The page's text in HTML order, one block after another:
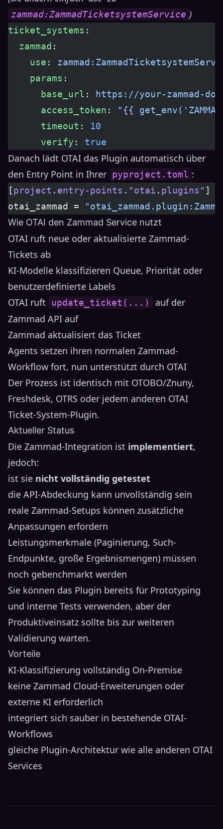
zammad:ZammadTicketsystemService )
ticket_systems :
  zammad
:
    use
:
    params
:
      base_url
:
https://your-zammad-
      access_token
:
"{{
      timeout
: 10
      verify
: true
Danach lädt OTAI das Plugin automatisch über
den Entry Point in Ihrer pyproject.toml :
[project . entry-points . "otai . plugins" ]
otai_zammad =
Wie OTAI den Zammad Service nutzt
OTAI ruft neue oder aktualisierte Zammad-
Tickets ab
KI-Modelle klassifizieren Queue, Priorität oder
benutzerdefinierte Labels
OTAI ruft
update_ticket(...)
auf der
Zammad API auf
Zammad aktualisiert das Ticket
Agents setzen ihren normalen Zammad-
Workflow fort, nun unterstützt durch OTAI
Der Prozess ist identisch mit OTOBO/Znuny,
Freshdesk, OTRS oder jedem anderen OTAI
Ticket-System-Plugin.
Aktueller Status
Die Zammad-Integration ist implementiert,
jedoch:
ist sie nicht vollständig getestet
die API-Abdeckung kann unvollständig sein
reale Zammad-Setups können zusätzliche
Anpassungen erfordern
Leistungsmerkmale (Paginierung, Such-
Endpunkte, große Ergebnismengen) müssen
noch gebenchmarkt werden
Sie können das Plugin bereits für Prototyping
und interne Tests verwenden, aber der
Produktiveinsatz sollte bis zur weiteren
Validierung warten.
Vorteile
KI-Klassifizierung vollständig On-Premise
keine Zammad Cloud-Erweiterungen oder
externe KI erforderlich
integriert sich sauber in bestehende OTAI-
Workflows
gleiche Plugin-Architektur wie alle anderen OTAI
Services